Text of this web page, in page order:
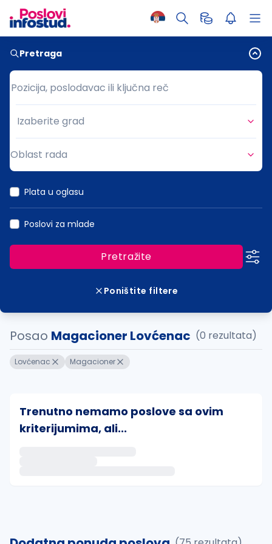
Pretraga
Pozicija, poslodavac ili ključna reč
Pozicija, poslodavac ili ključna reč
Grad
Izaberite grad
Oblast rada
Plata u oglasu
Poslovi za mlade
Pretražite
Poništite filtere
Posao Magacioner Lovćenac (0 rezultata)
Lovćenac Magacioner
Trenutno nemamo poslove sa ovim
kriterijumima, ali...